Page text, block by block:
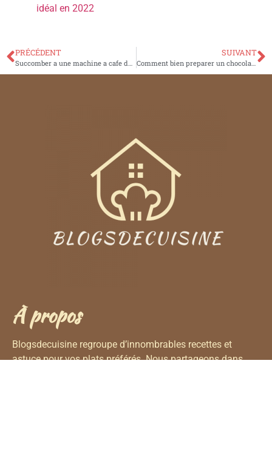
idéal en 2022
PRÉCÉDENT SUIVANT
Comment bien preparer un chocolat chaud ?
À propos
Blogsdecuisine regroupe d’innombrables recettes et
astuce pour vos plats préférés. Nous partageons dans